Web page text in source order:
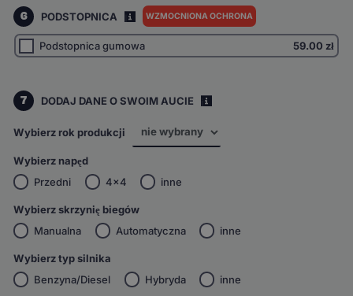
6 PODSTOPNICA WZMOCNIONA OCHRONA
Podstopnica gumowa 59.00 zł
7 DODAJ DANE O SWOIM AUCIE
Wybierz rok produkcji
Wybierz napęd
Przedni
4x4 inne
Wybierz skrzynię biegów
Manualna
Automatyczna inne
Wybierz typ silnika
Benzyna/Diesel
Hybryda inne